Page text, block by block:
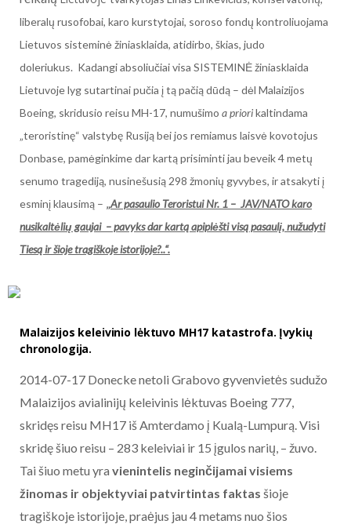
liberalų rusofobai, karo kurstytojai, soroso fondų kontroliuojama
Lietuvos sisteminė žiniasklaida, atidirbo, škias, judo
doleriukus. Kadangi absoliučiai visa SISTEMINĖ žiniasklaida
Lietuvoje lyg sutartinai pučia į tą pačią dūdą – dėl Malaizijos
Boeing, skridusio reisu MH-17, numušimo a priorikaltindama
„teroristinę“ valstybę Rusiją bei jos remiamus laisvė kovotojus
Donbase, pamėginkime dar kartą prisiminti jau beveik 4 metų
senumo tragediją, nusinešusią 298 žmonių gyvybes, ir atsakyti į
esminį klausimą – „Ar pasaulio Teroristui Nr. 1 – JAV/NATO karo
nusikaltėlių gaujai – pavyks dar kartą apiplėšti visą pasaulį, nužudyti
Tiesą ir šioje tragiškoje istorijoje?..“.
Malaizijos keleivinio lėktuvo MH17 katastrofa. Įvykių
chronologija.
2014-07-17 Donecke netoli Grabovo gyvenvietės sudužo
Malaizijos avialinijų keleivinis lėktuvas Boeing 777,
skridęs reisu MH17 iš Amterdamo į Kualą-Lumpurą. Visi
skridę šiuo reisu – 283 keleiviai ir 15 įgulos narių, – žuvo.
Tai šiuo metu yra vienintelis neginčijamai visiems
žinomas ir objektyviai patvirtintas faktas šioje
tragiškoje istorijoje, praėjus jau 4 metams nuo šios